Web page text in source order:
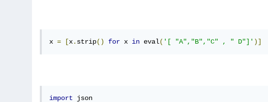
x = [x. strip() for x in eval( '[ "A","B","C" , " D"]' )]
import json